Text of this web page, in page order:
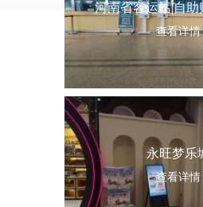
河南省客运站|自助
查看详情
永旺梦乐
查看详情